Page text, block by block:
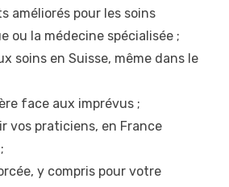
améliorés pour les soins
ou la médecine spécialisée ;
soins en Suisse, même dans le
face aux imprévus ;
vos praticiens, en France
y compris pour votre